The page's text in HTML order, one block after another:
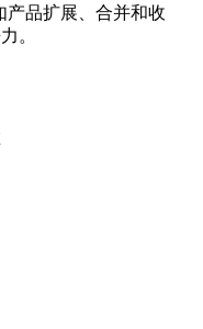
产品扩展、合并和收
。